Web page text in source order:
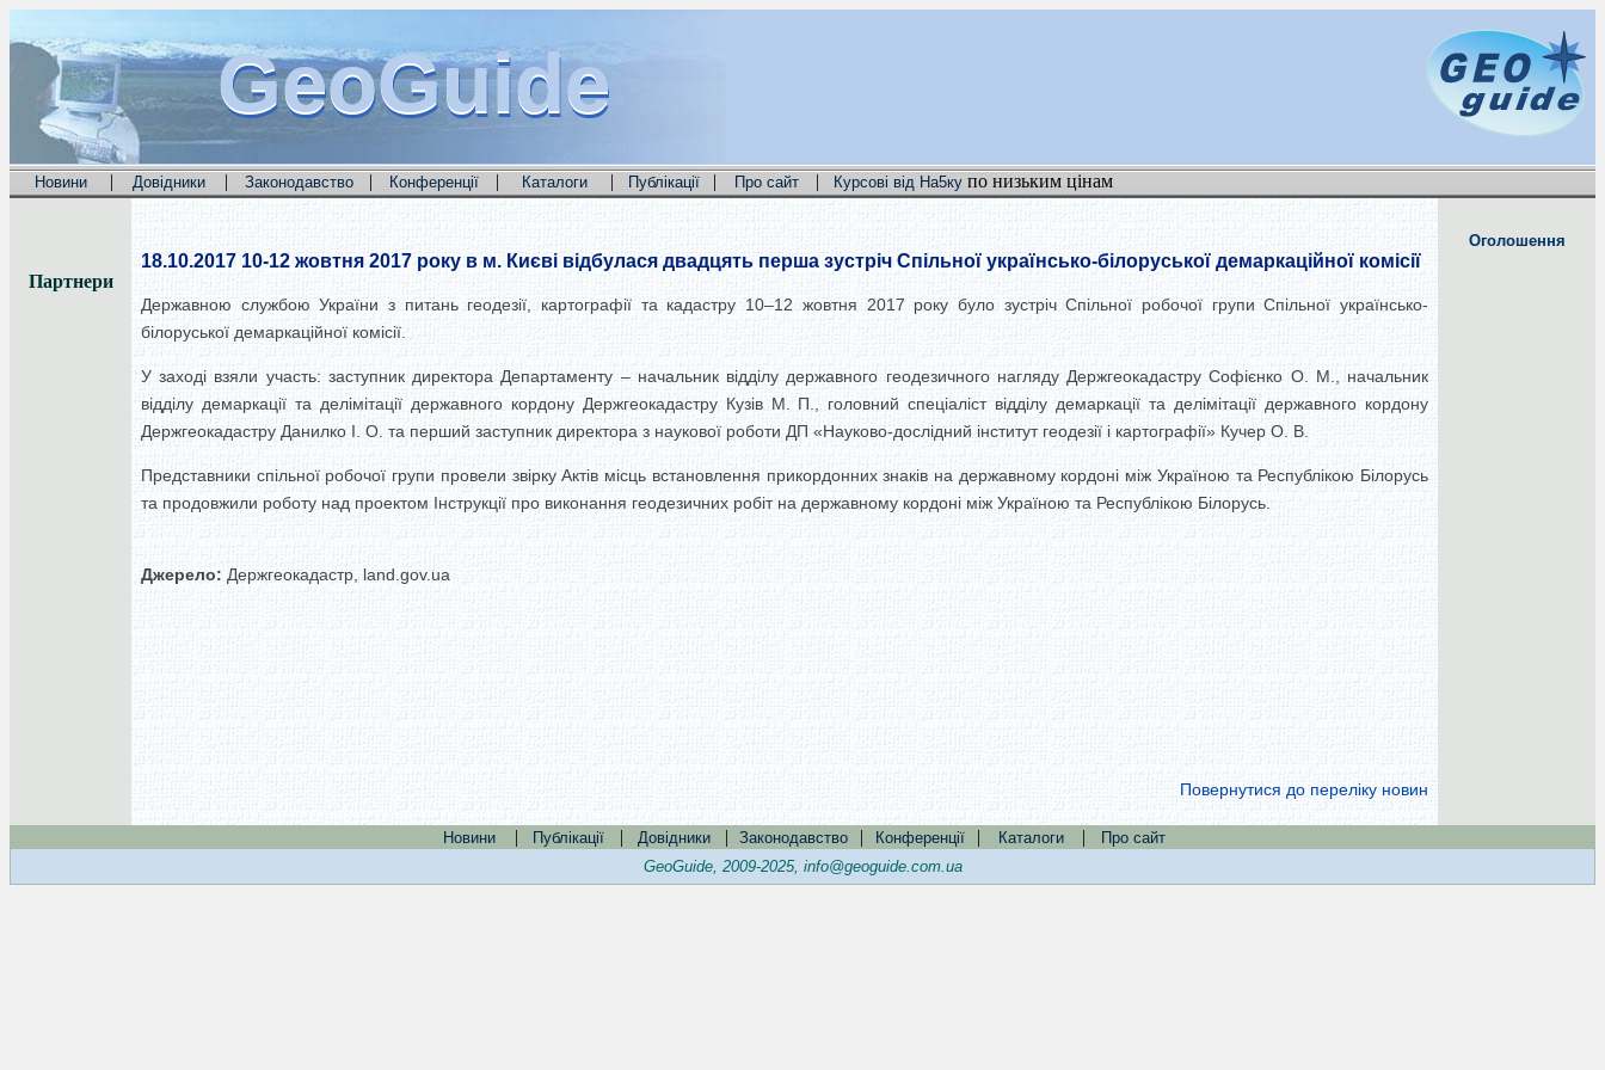
GeoGuide
GeoGuide
GeoGuide
Новини | Довідники | Законодавство | Конференції | Каталоги | Публікації | Про сайт | Курсові від На5ку по низьким цінам
Партнери
18.10.2017 10-12 жовтня 2017 року в м. Києві відбулася двадцять перша зустріч Спільної українсько-білоруської демаркаційної комісії
Державною службою України з питань геодезії, картографії та кадастру 10–12 жовтня 2017 року було зустріч Спільної робочої групи Спільної українсько-
білоруської демаркаційної комісії.
У заході взяли участь: заступник директора Департаменту – начальник відділу державного геодезичного нагляду Держгеокадастру Софієнко О. М., начальник
відділу демаркації та делімітації державного кордону Держгеокадастру Кузів М. П., головний спеціаліст відділу демаркації та делімітації державного кордону
Держгеокадастру Данилко І. О. та перший заступник директора з наукової роботи ДП «Науково-дослідний інститут геодезії і картографії» Кучер О. В.
Представники спільної робочої групи провели звірку Актів місць встановлення прикордонних знаків на державному кордоні між Україною та Республікою Білорусь
та продовжили роботу над проектом Інструкції про виконання геодезичних робіт на державному кордоні між Україною та Республікою Білорусь.
Джерело: Держгеокадастр, land.gov.ua
Повернутися до переліку новин
Оголошення
Новини | Публікації | Довідники | Законодавство | Конференції | Каталоги |
Про сайт
GeoGuide, 2009-2025, info@geoguide.com.ua